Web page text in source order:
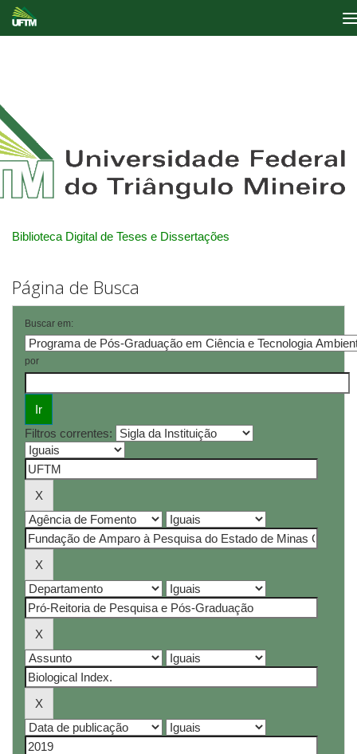
Biblioteca Digital de Teses e Dissertações
Página de Busca
Buscar em:
por
Filtros correntes: